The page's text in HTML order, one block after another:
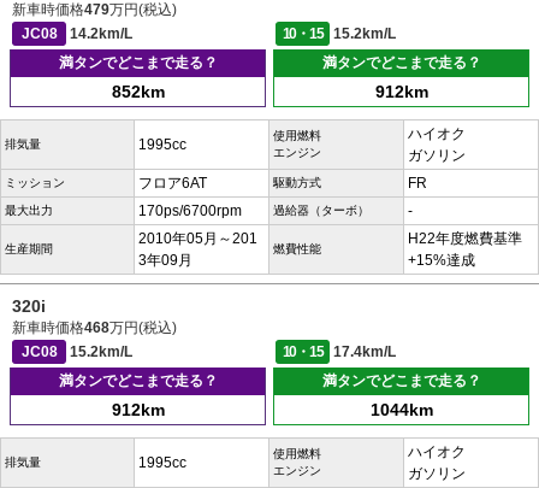
新車時価格479万円(税込)
JC08
14.2km/L 10・15
15.2km/L
満タンでどこまで走る？
852km
満タンでどこまで走る？
912km
排気量 1995cc
使用燃料
エンジン
ハイオク
ガソリン
ミッション フロア6AT 駆動方式 FR
最大出力 170ps/6700rpm 過給器（ターボ） -
生産期間
2010年05月～201
3年09月
燃費性能
H22年度燃費基準
+15%達成
320i
新車時価格468万円(税込)
JC08
15.2km/L 10・15
17.4km/L
満タンでどこまで走る？
912km
満タンでどこまで走る？
1044km
排気量 1995cc
使用燃料
エンジン
ハイオク
ガソリン